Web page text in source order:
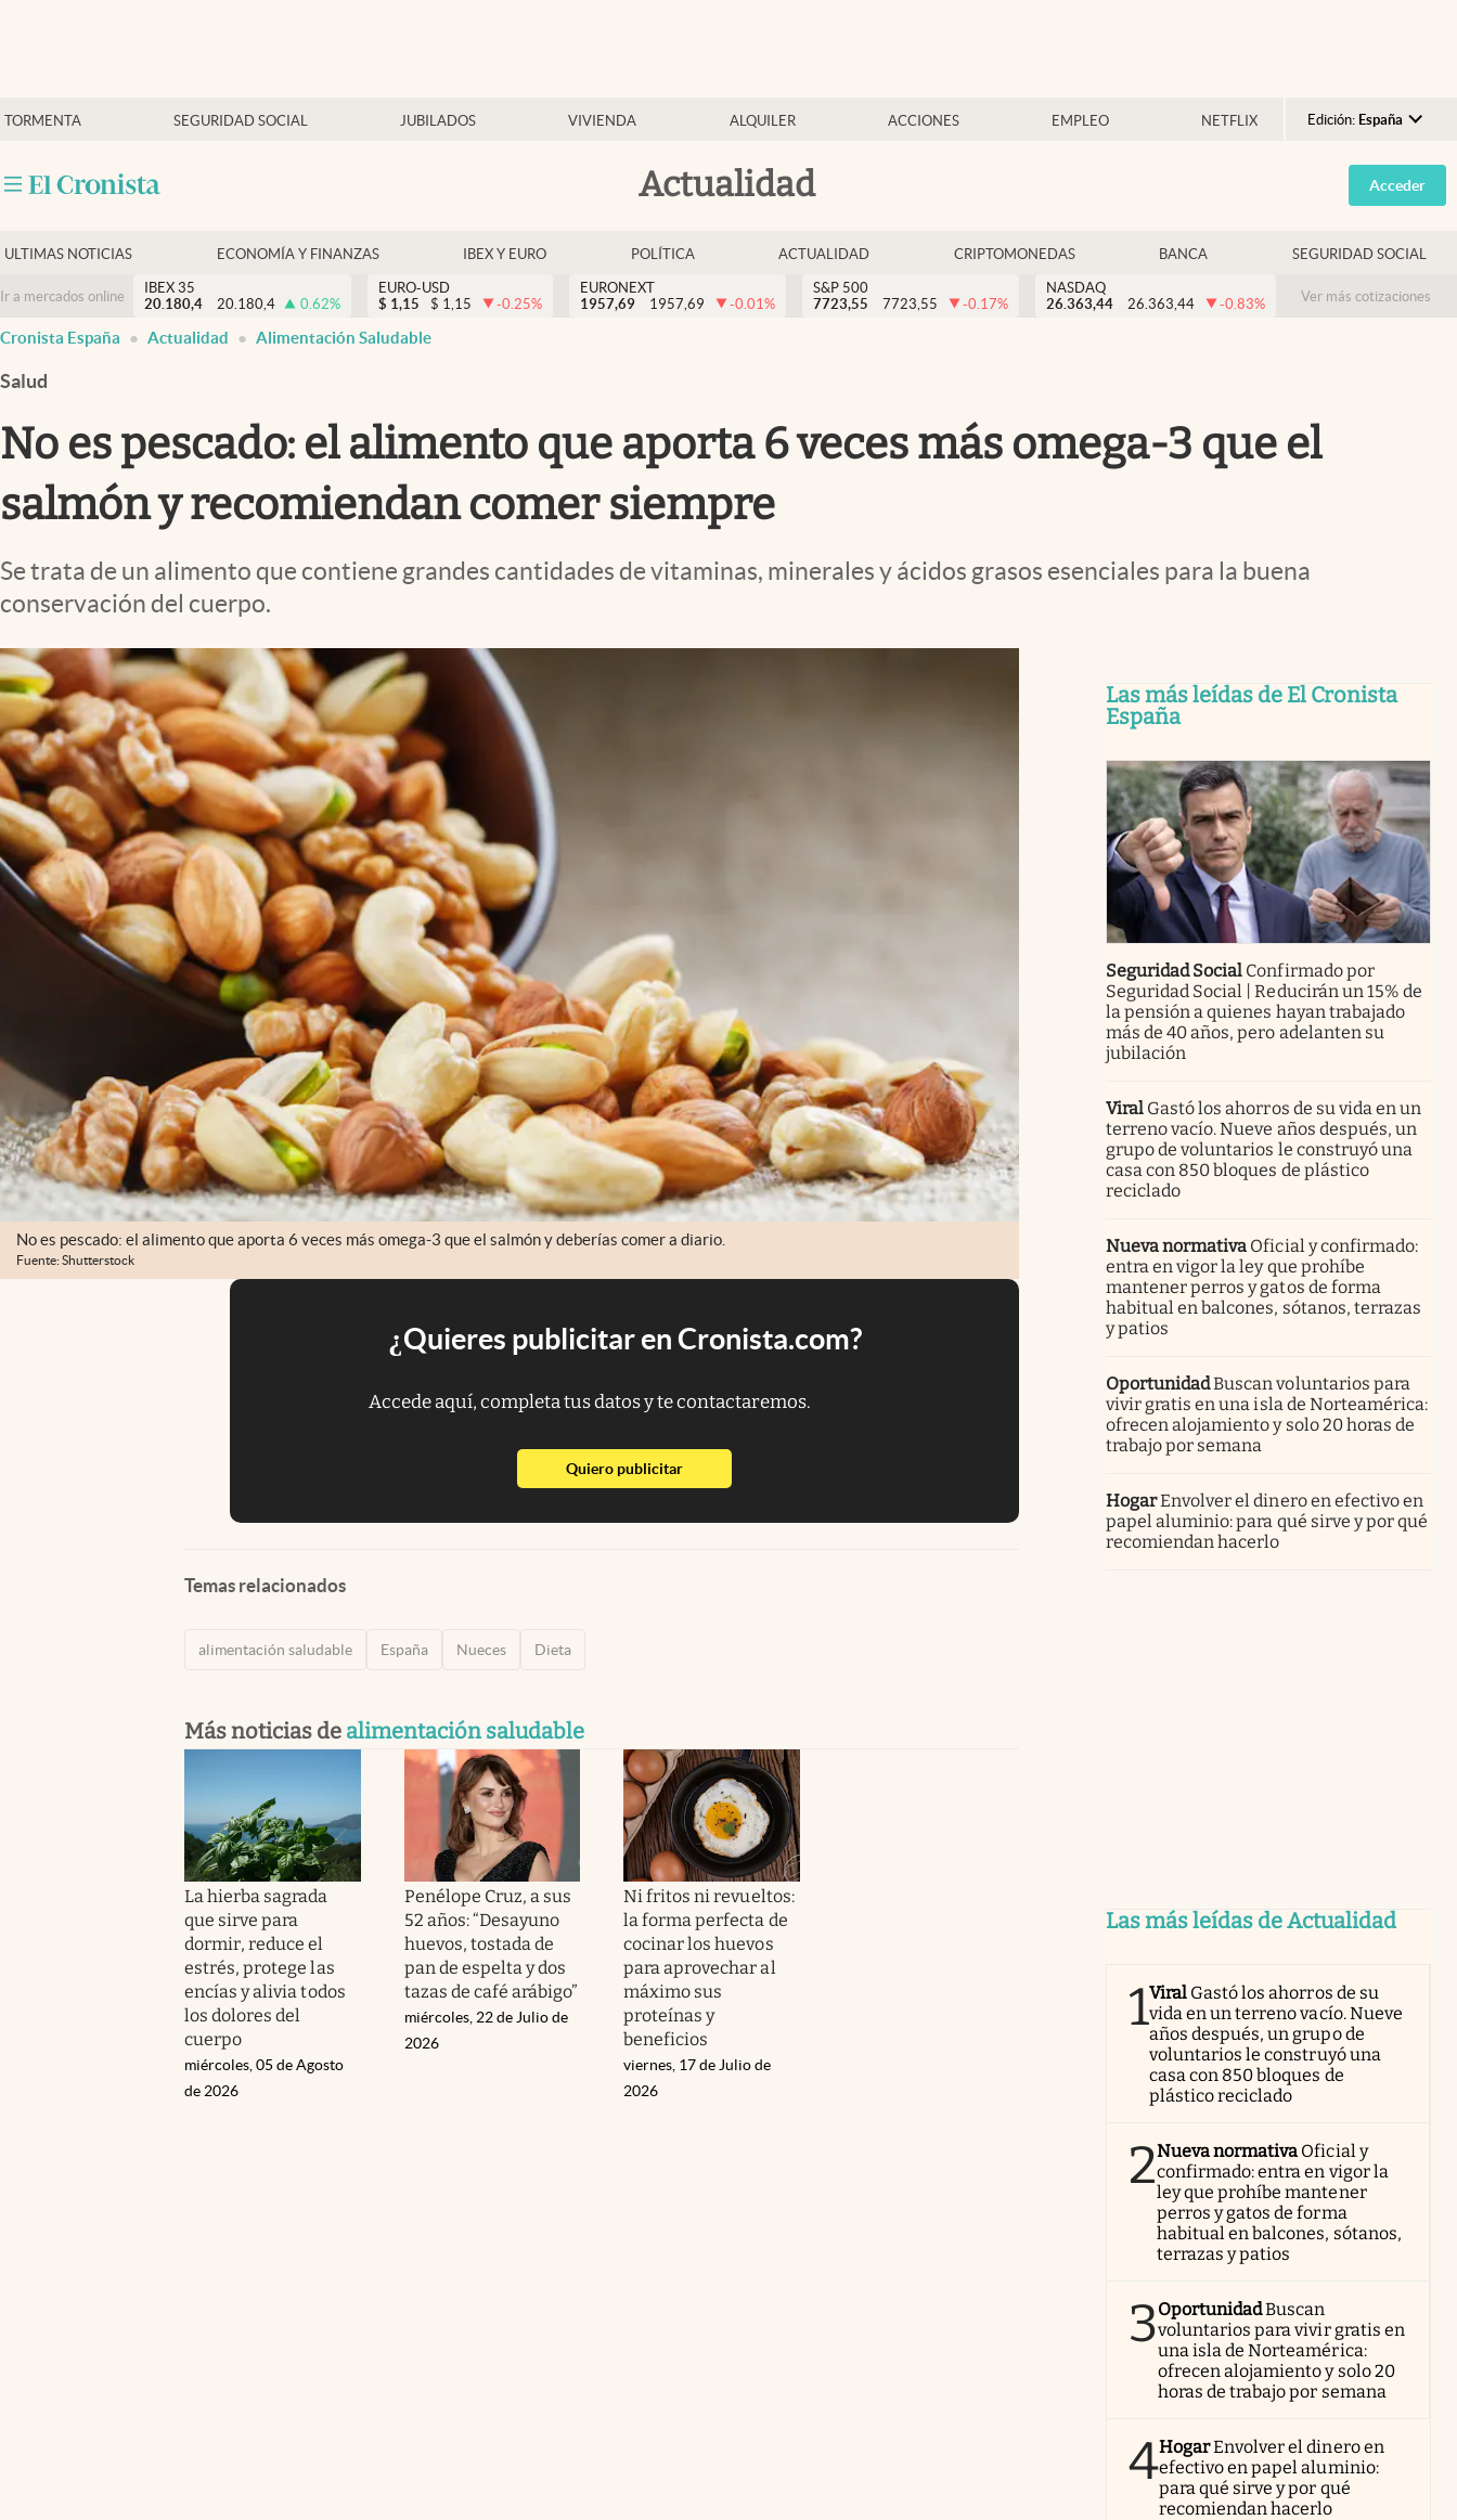
TORMENTA SEGURIDAD SOCIAL JUBILADOS VIVIENDA ALQUILER ACCIONES EMPLEO NETFLIX Edición: España
Argentina
España
USA
Colombia
Actualidad
Economía y finanzas
Criptomonedas
Acceder
ULTIMAS NOTICIAS ECONOMÍA Y FINANZAS IBEX Y EURO POLÍTICA ACTUALIDAD CRIPTOMONEDAS BANCA SEGURIDAD SOCIAL
Ir a mercados online
IBEX 35
20.180,4
20.180,4 0.62%
EURO-USD
$ 1,15 $ 1,15 -0.25%
EURONEXT
1957,69
1957,69 -0.01%
S&P 500
7723,55
7723,55 -0.17%
NASDAQ
26.363,44
26.363,44 -0.83% Ver más cotizaciones
Cronista España Actualidad Alimentación Saludable
Salud
No es pescado: el alimento que aporta 6 veces más omega-3 que el
salmón y recomiendan comer siempre
Se trata de un alimento que contiene grandes cantidades de vitaminas, minerales y ácidos grasos esenciales para la buena
conservación del cuerpo.
No es pescado: el alimento que aporta 6 veces más omega-3 que el salmón y deberías comer a diario.
Fuente: Shutterstock
¿Quieres publicitar en Cronista.com?
Accede aquí, completa tus datos y te contactaremos.
Quiero publicitarabre en nueva pestaña
Temas relacionados
alimentación saludable España Nueces Dieta
Más noticias de alimentación saludable
La hierba sagrada
que sirve para
dormir, reduce el
estrés, protege las
encías y alivia todos
los dolores del
cuerpo
miércoles, 05 de Agosto
de 2026
Penélope Cruz, a sus
52 años: “Desayuno
huevos, tostada de
pan de espelta y dos
tazas de café arábigo”
miércoles, 22 de Julio de
2026
Ni fritos ni revueltos:
la forma perfecta de
cocinar los huevos
para aprovechar al
máximo sus
proteínas y
beneficios
viernes, 17 de Julio de
2026
Las más leídas de El Cronista
España
Seguridad Social Confirmado por
Seguridad Social | Reducirán un 15% de
la pensión a quienes hayan trabajado
más de 40 años, pero adelanten su
jubilación
Viral Gastó los ahorros de su vida en un
terreno vacío. Nueve años después, un
grupo de voluntarios le construyó una
casa con 850 bloques de plástico
reciclado
Nueva normativa Oficial y confirmado:
entra en vigor la ley que prohíbe
mantener perros y gatos de forma
habitual en balcones, sótanos, terrazas
y patios
OportunidadBuscan voluntarios para
vivir gratis en una isla de Norteamérica:
ofrecen alojamiento y solo 20 horas de
trabajo por semana
HogarEnvolver el dinero en efectivo en
papel aluminio: para qué sirve y por qué
recomiendan hacerlo
Las más leídas de Actualidad
1Viral Gastó los ahorros de su
vida en un terreno vacío. Nueve
años después, un grupo de
voluntarios le construyó una
casa con 850 bloques de
plástico reciclado
2Nueva normativa Oficial y
confirmado: entra en vigor la
ley que prohíbe mantener
perros y gatos de forma
habitual en balcones, sótanos,
terrazas y patios
3OportunidadBuscan
voluntarios para vivir gratis en
una isla de Norteamérica:
ofrecen alojamiento y solo 20
horas de trabajo por semana
4HogarEnvolver el dinero en
efectivo en papel aluminio:
para qué sirve y por qué
recomiendan hacerlo